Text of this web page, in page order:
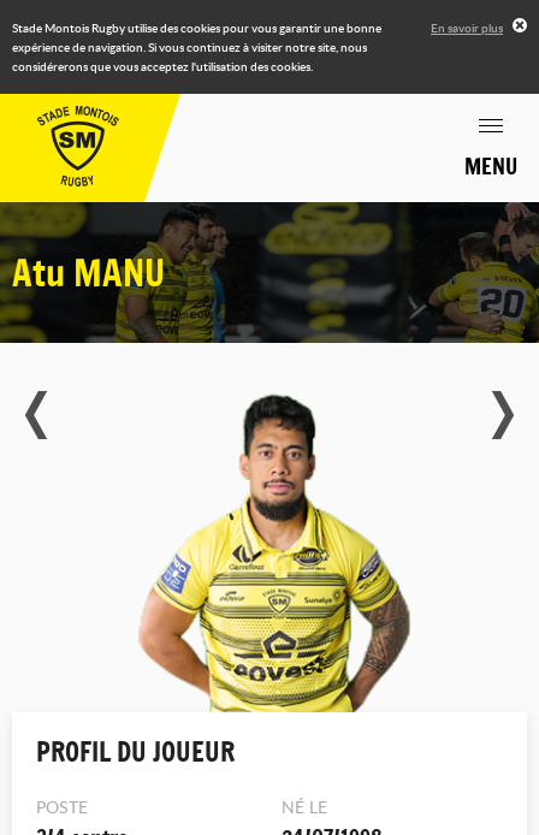
Stade Montois Rugby utilise des cookies pour vous garantir une bonne
expérience de navigation. Si vous continuez à visiter notre site, nous
considérerons que vous acceptez l'utilisation des cookies.
En savoir plus
MENU
Atu MANU
PROFIL DU JOUEUR
POSTE NÉ LE